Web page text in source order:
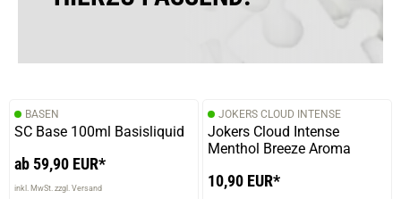
BASEN
SC Base 100ml Basisliquid
ab 59,90 EUR*
inkl. MwSt. zzgl. Versand
JOKERS CLOUD INTENSE
Jokers Cloud Intense
Menthol Breeze Aroma
10,90 EUR*